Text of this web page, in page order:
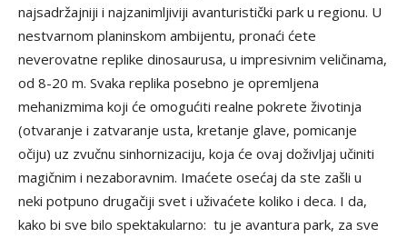
najsadržajniji i najzanimljiviji avanturistički park u regionu. U
nestvarnom planinskom ambijentu, pronaći ćete
neverovatne replike dinosaurusa, u impresivnim veličinama,
od 8-20 m. Svaka replika posebno je opremljena
mehanizmima koji će omogućiti realne pokrete životinja
(otvaranje i zatvaranje usta, kretanje glave, pomicanje
očiju) uz zvučnu sinhornizaciju, koja će ovaj doživljaj učiniti
magičnim i nezaboravnim. Imaćete osećaj da ste zašli u
neki potpuno drugačiji svet i uživaćete koliko i deca. I da,
kako bi sve bilo spektakularno: tu je avantura park, za sve